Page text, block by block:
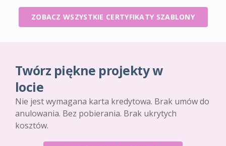
ZOBACZ WSZYSTKIE CERTYFIKATY SZABLONY
Twórz piękne projekty w
locie
Nie jest wymagana karta kredytowa. Brak umów do
anulowania. Bez pobierania. Brak ukrytych
kosztów.